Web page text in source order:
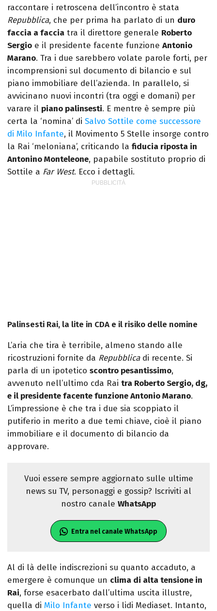
raccontare i retroscena dell’incontro è stata
Repubblica, che per prima ha parlato di un duro
faccia a faccia tra il direttore generale Roberto
Sergio e il presidente facente funzione Antonio
Marano. Tra i due sarebbero volate parole forti, per
incomprensioni sul documento di bilancio e sul
piano immobiliare dell’azienda. In parallelo, si
avvicinano nuovi incontri (tra oggi e domani) per
varare il piano palinsesti. E mentre è sempre più
certa la ‘nomina’ di Salvo Sottile come successore
di Milo Infante, il Movimento 5 Stelle insorge contro
la Rai ‘meloniana’, criticando la fiducia riposta in
Antonino Monteleone, papabile sostituto proprio di
Sottile a Far West. Ecco i dettagli.
Palinsesti Rai, la lite in CDA e il risiko delle nomine
L’aria che tira è terribile, almeno stando alle
ricostruzioni fornite da Repubblicadi recente. Si
parla di un ipotetico scontro pesantissimo,
avvenuto nell’ultimo cda Rai tra Roberto Sergio, dg,
e il presidente facente funzione Antonio Marano.
L’impressione è che tra i due sia scoppiato il
putiferio in merito a due temi chiave, cioè il piano
immobiliare e il documento di bilancio da
approvare.
Vuoi essere sempre aggiornato sulle ultime
news su TV, personaggi e gossip? Iscriviti al
nostro canale WhatsApp
Entra nel canale WhatsApp
Al di là delle indiscrezioni su quanto accaduto, a
emergere è comunque un clima di alta tensione in
Rai, forse esacerbato dall’ultima uscita illustre,
quella di Milo Infante verso i lidi Mediaset. Intanto,